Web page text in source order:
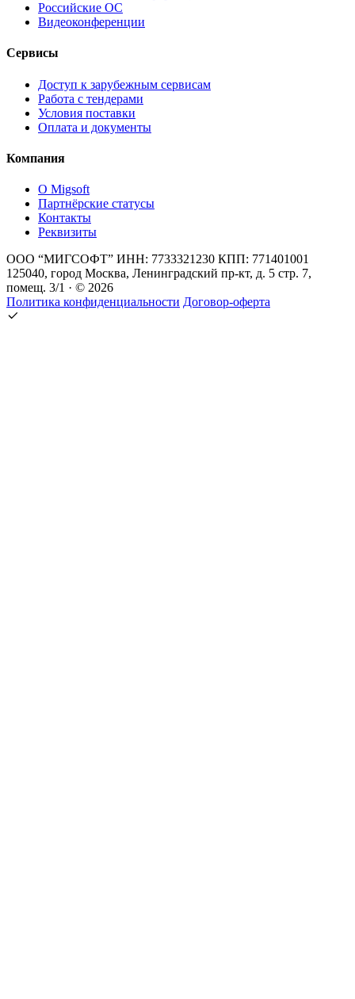
Российские ОС
Видеоконференции
Сервисы
Доступ к зарубежным сервисам
Работа с тендерами
Условия поставки
Оплата и документы
Компания
О Migsoft
Партнёрские статусы
Контакты
Реквизиты
ООО “МИГСОФТ” ИНН: 7733321230 КПП: 771401001
125040, город Москва, Ленинградский пр-кт, д. 5 стр. 7,
помещ. 3/1 · © 2026
Политика конфиденциальности Договор-оферта